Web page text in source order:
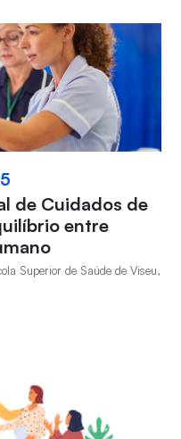
de Cuidados de
entre
Superior de Saúde de Viseu,